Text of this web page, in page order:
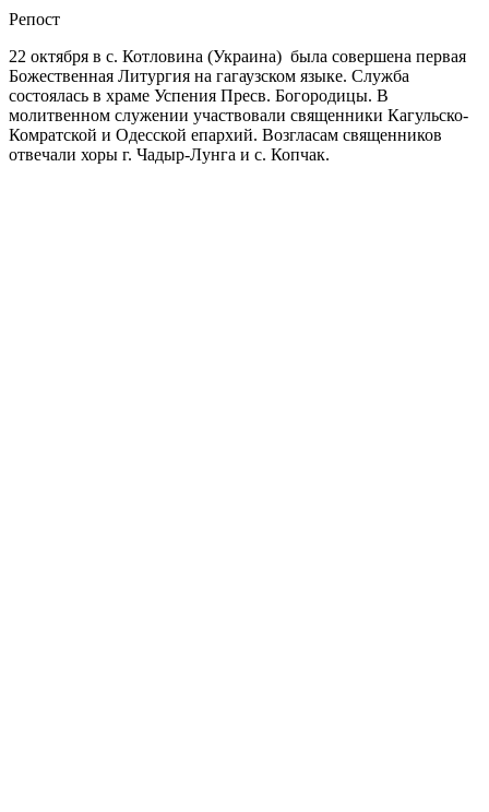
Репост
22 октября в с. Котловина (Украина) была совершена первая
Божественная Литургия на гагаузском языке. Служба
состоялась в храме Успения Пресв. Богородицы. В
молитвенном служении участвовали священники Кагульско-
Комратской и Одесской епархий. Возгласам священников
отвечали хоры г. Чадыр-Лунга и с. Копчак.